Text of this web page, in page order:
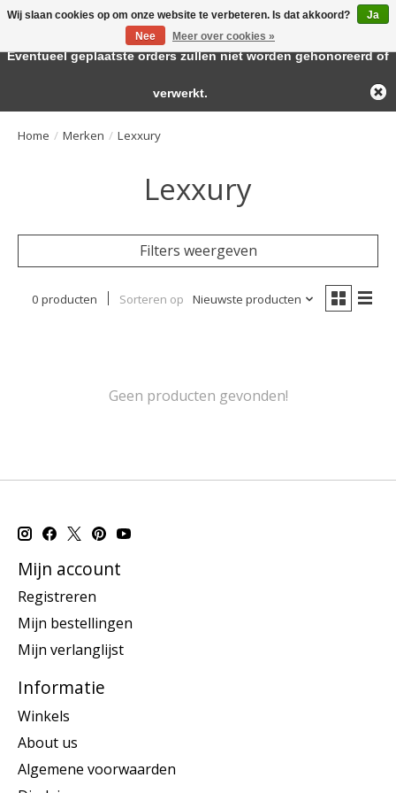
Large selection of products and fast shipping!
Home / Merken / Lexxury
Lexxury
Filters weergeven
0 producten Sorteren op Nieuwste producten
Geen producten gevonden!
Mijn account
Registreren
Mijn bestellingen
Mijn verlanglijst
Informatie
Winkels
About us
Algemene voorwaarden
Wij slaan cookies op om onze website te verbeteren. Is dat akkoord?
Ja
Nee
Meer over cookies »
← Keer terug naar de backofficeDeze winkel is in aanbouw.
Eventueel geplaatste orders zullen niet worden gehonoreerd of
verwerkt.